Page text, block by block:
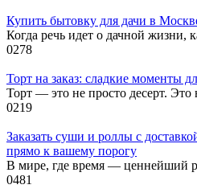
Купить бытовку для дачи в
Когда речь идет о дачной жизни,
0278
Торт на заказ: сладкие моменты
Торт — это не просто десерт. Это
0219
Заказать суши и роллы с
прямо к вашему порогу
В мире, где время — ценнейший
0481